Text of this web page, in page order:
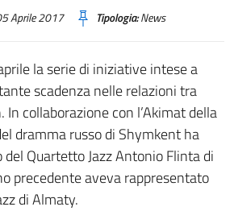
Aprile 2017 Tipologia:News
la serie di iniziative intese a
scadenza nelle relazioni tra
In collaborazione con l’Akimat della
dramma russo di Shymkent ha
Quartetto Jazz Antonio Flinta di
precedente aveva rappresentato
di Almaty.